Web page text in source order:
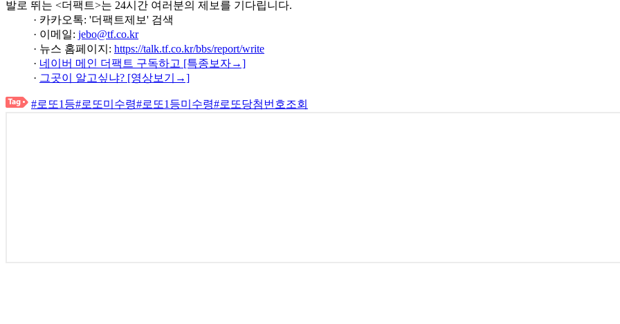
발로 뛰는 <더팩트>는 24시간 여러분의 제보를 기다립니다.
· 카카오톡: '더팩트제보' 검색
· 이메일: jebo@tf.co.kr
· 뉴스 홈페이지: https://talk.tf.co.kr/bbs/report/write
· 네이버 메인 더팩트 구독하고 [특종보자→]
· 그곳이 알고싶냐? [영상보기→]
#로또1등#로또미수령#로또1등미수령#로또당첨번호조회